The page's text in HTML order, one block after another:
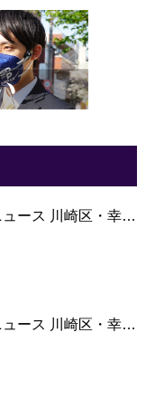
ュース 川崎区・幸…
ュース 川崎区・幸…